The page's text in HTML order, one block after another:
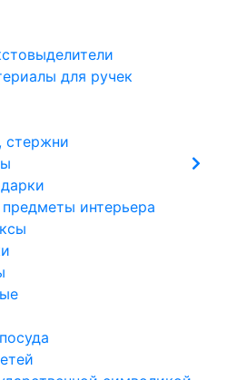
для ручек
стержни
интерьера